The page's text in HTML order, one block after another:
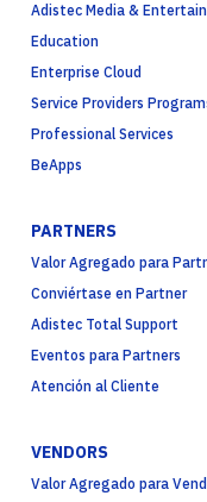
Adistec Media &
Education
Enterprise Cloud
Service Providers
Professional Services
BeApps
PARTNERS
Valor Agregado para
Conviértase en Partner
Adistec Total Support
Eventos para Partners
Atención al Cliente
VENDORS
Valor Agregado para